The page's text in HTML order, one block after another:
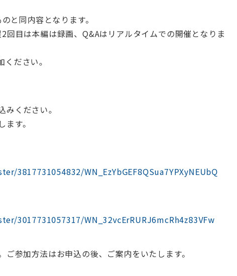
と同内容となります。
目は本編は録画、Q&Aはリアルタイムでの開催となりま
ださい。
ください。
す。
WN_EzYbGEF8QSua7YPXyNEUbQ
3017731057317/WN_32vcErRURJ6mcRh4z83VFw
参加方法はお申込の後、ご案内をいたします。